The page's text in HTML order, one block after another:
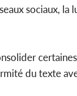
sociaux,
du texte